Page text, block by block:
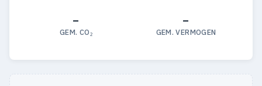
—
GEM. CO₂
—
GEM. VERMOGEN